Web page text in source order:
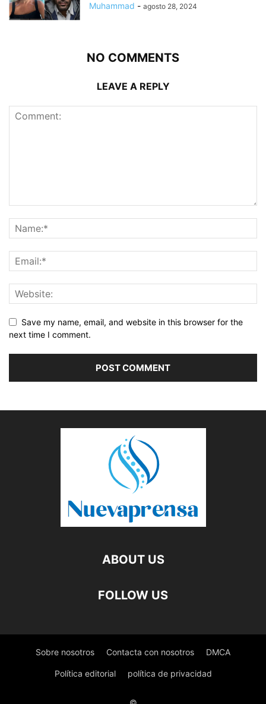
Muhammad - agosto 28, 2024
NO COMMENTS
LEAVE A REPLY
Save my name, email, and website in this browser for the
next time I comment.
ABOUT US
FOLLOW US
Sobre nosotros Contacta con nosotros DMCA
Política editorial política de privacidad